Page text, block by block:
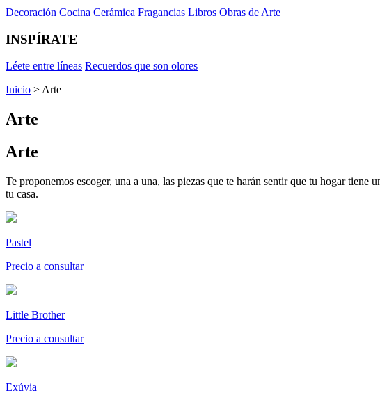
Decoración Cocina Cerámica Fragancias Libros Obras de Arte
INSPÍRATE
Léete entre líneas Recuerdos que son olores
Inicio > Arte
Arte
Arte
Te proponemos escoger, una a una, las piezas que te harán sentir que tu hogar
tu casa.
Pastel
Precio a consultar
Little Brother
Precio a consultar
Exúvia